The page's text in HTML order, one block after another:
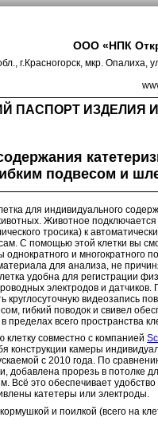
ООО «НПК
г.Красногорск, мкр. Опалиха,
ПАСПОРТ ИЗДЕЛИЯ
подвесом и
для индивидуального
Животное
тросика) к
С помощью этой клетки вы
и многократного
для анализа, не
удобна для регистрации
электродов и датчиков.
круглосуточную видеозапись
гибкий поводок и свивел
пределах всего пространства
совместно с компанией
конструкции камеры
с 2010 года. По
добавлена прорезь в потолке
Всё это обеспечивает
катетеры или электроды.
и поилкой (всего на